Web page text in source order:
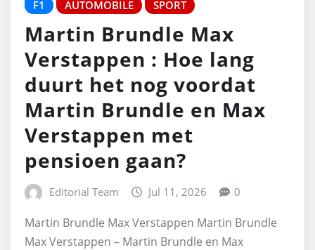
F1 AUTOMOBILE SPORT
Martin Brundle Max
Verstappen : Hoe lang
duurt het nog voordat
Martin Brundle en Max
Verstappen met
pensioen gaan?
Editorial Team Jul 11, 2026 0
Martin Brundle Max Verstappen Martin Brundle
Max Verstappen – Martin Brundle en Max